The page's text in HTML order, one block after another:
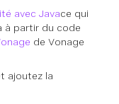
avec Javace qui
à partir du code
de Vonage
ajoutez la